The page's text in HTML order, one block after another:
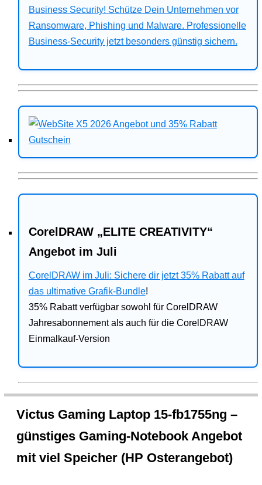
Business Security! Schütze Dein Unternehmen vor
Ransomware, Phishing und Malware. Professionelle
Business-Security jetzt besonders günstig sichern.
CorelDRAW „ELITE CREATIVITY“
Angebot im Juli
CorelDRAW im Juli: Sichere dir jetzt 35% Rabatt auf
das ultimative Grafik-Bundle!
35% Rabatt verfügbar sowohl für CorelDRAW
Jahresabonnement als auch für die CorelDRAW
Einmalkauf-Version
Victus Gaming Laptop 15-fb1755ng –
günstiges Gaming-Notebook Angebot
mit viel Speicher (HP Osterangebot)